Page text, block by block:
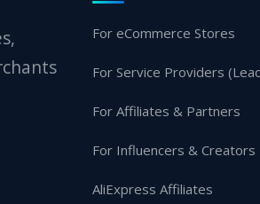
For eCommerce Stores
For Service Providers
For Affiliates & Partners
For Influencers & Creators
AliExpress Affiliates